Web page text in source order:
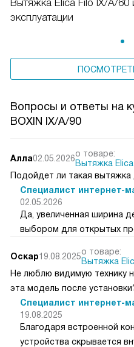
Вытяжка Elica Filo IX/A/60
эксплуатации
Вопросы и ответы на
BOXIN IX/A/90
Алла02.05.2026о товаре:
Вытяжка
Подойдет ли такая вытяжка
Специалист интернет-
02.05.2026
Да, увеличенная ширина
выбором для открытых
Оскар19.08.2025о товаре:
Вытяжка
Не люблю видимую технику
эта модель после
Специалист интернет-
19.08.2025
Благодаря встроенной
устройства скрывается